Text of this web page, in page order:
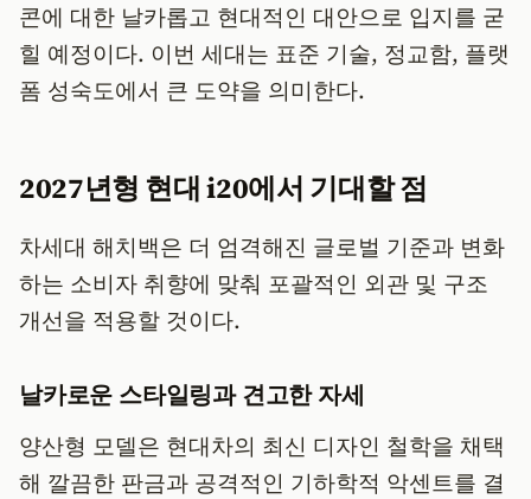
콘에 대한 날카롭고 현대적인 대안으로 입지를 굳
힐 예정이다. 이번 세대는 표준 기술, 정교함, 플랫
폼 성숙도에서 큰 도약을 의미한다.
2027년형 현대 i20에서 기대할 점
차세대 해치백은 더 엄격해진 글로벌 기준과 변화
하는 소비자 취향에 맞춰 포괄적인 외관 및 구조
개선을 적용할 것이다.
날카로운 스타일링과 견고한 자세
양산형 모델은 현대차의 최신 디자인 철학을 채택
해 깔끔한 판금과 공격적인 기하학적 악센트를 결